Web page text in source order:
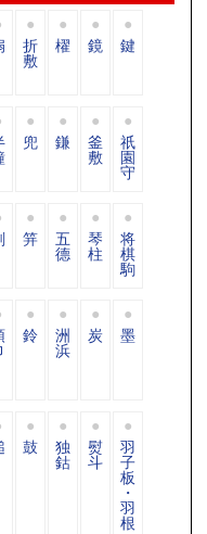
折
敷
櫂 鏡 鍵
兜 鎌 釜
敷
祇
園
守
笄 五
德
琴
柱
将
棋
駒
鈴 洲
浜
炭 墨
鼓 独
鈷
熨
斗
羽
子
板
・
羽
根